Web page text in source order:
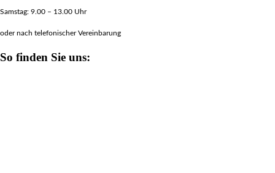
Samstag: 9.00 – 13.00 Uhr
oder nach telefonischer Vereinbarung
So finden Sie uns: